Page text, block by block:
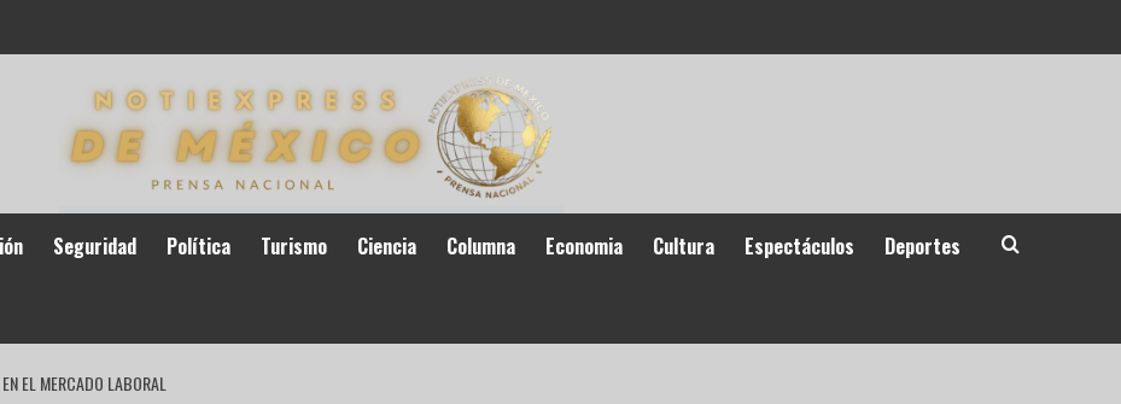
Seguridad Política Turismo Ciencia Columna Economia Cultura Espectáculos Deportes
EL MERCADO LABORAL